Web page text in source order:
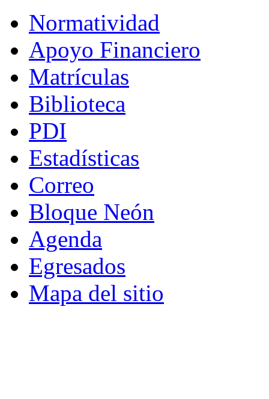
Normatividad
Apoyo Financiero
Matrículas
Biblioteca
PDI
Estadísticas
Correo
Bloque Neón
Agenda
Egresados
Mapa del sitio